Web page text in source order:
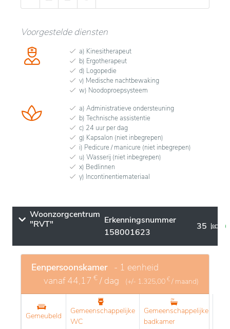
Voorgestelde diensten
a) Kinesitherapeut
b) Ergotherapeut
d) Logopedie
v) Medische nachtbewaking
w) Noodoproepsysteem
a) Administratieve ondersteuning
b) Technische assistentie
c) 24 uur per dag
g) Kapsalon (niet inbegrepen)
i) Pedicure / manicure (niet inbegrepen)
u) Wasserij (niet inbegrepen)
x) Bedlinnen
y) Incontinentiemateriaal
Woonzorgcentrum
"RVT"
Erkenningsnummer
158001623
35
Eenpersoonskamer - 1 eenheid
vanaf44,17 € / dag (+/- 1.325,00 € / maand)
Gemeubeld
Gemeenschappelijke
WC
Gemeenschappelijke
badkamer